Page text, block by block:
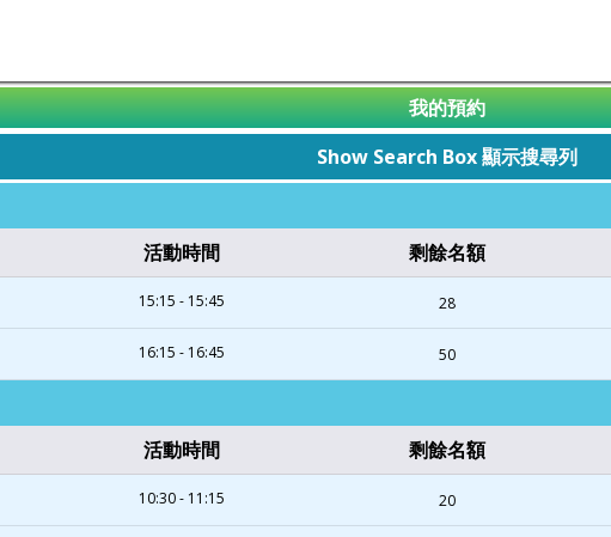
我的預約
Show Search Box 顯示搜尋列
活動時間 剩餘名額
15:15 - 15:45 28
16:15 - 16:45 50
活動時間 剩餘名額
10:30 - 11:15 20